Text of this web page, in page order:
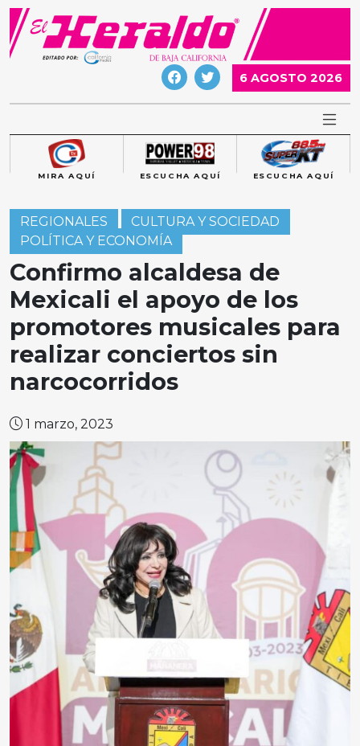
Skip
content
6 AGOSTO 2026
MIRA AQUÍ ESCUCHA AQUÍ ESCUCHA AQUÍ
REGIONALES
CULTURA Y SOCIEDAD
POLÍTICA Y ECONOMÍA
Confirmo alcaldesa de
Mexicali el apoyo de los
promotores musicales para
realizar conciertos sin
narcocorridos
1 marzo, 2023